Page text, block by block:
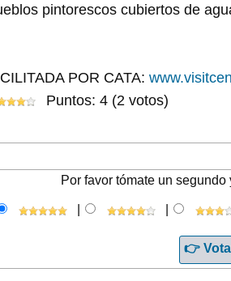
pintorescos cubiertos de
POR CATA:
Puntos: 4 (2 votos)
Por favor tómate un